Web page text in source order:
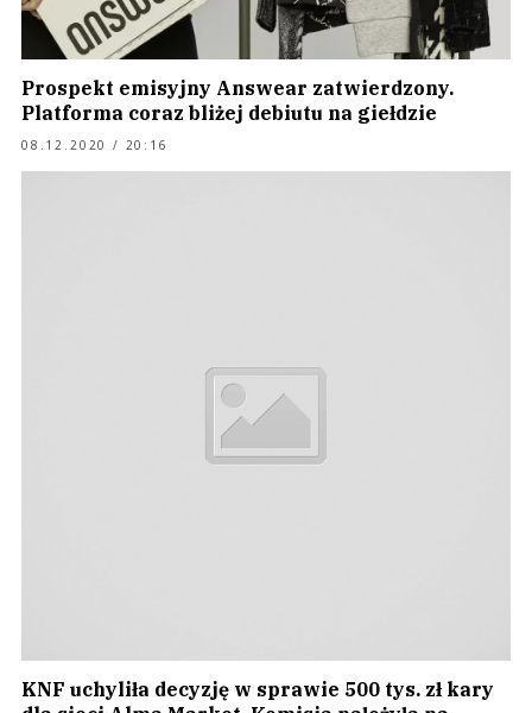
Prospekt emisyjny Answear zatwierdzony.
Platforma coraz bliżej debiutu na giełdzie
08.12.2020 / 20:16
KNF uchyliła decyzję w sprawie 500 tys. zł kary